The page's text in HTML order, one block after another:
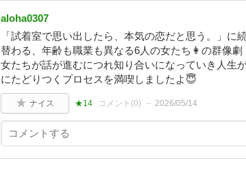
aloha0307
「試着室で思い出したら、本気の恋だと思う。」
替わる、年齢も職業も異なる6人の女たち👩の群像
女たちが話が進むにつれ知り合いになっていき人生
にたどりつくプロセスを満喫しましたよ😇
ナイス ★14 コメント(0) 2026/05/14